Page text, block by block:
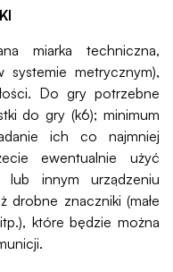
miarka techniczna,
systemie metrycznym),
Do gry potrzebne
do gry (k6); minimum
ich co najmniej
ewentualnie użyć
innym urządzeniu
drobne znaczniki (małe
które będzie można